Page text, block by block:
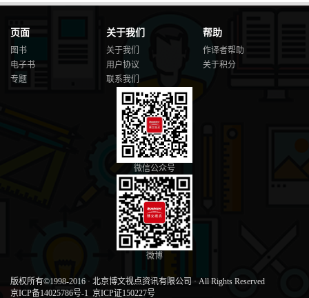
页面
图书
电子书
专题
关于我们
关于我们
用户协议
联系我们
帮助
作译者帮助
关于积分
微信公众号
微博
版权所有©1998-2016 · 北京博文视点资讯有限公司 · All Rights Reserved
京ICP备14025786号-1 京ICP证150227号